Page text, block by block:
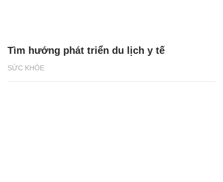
SỨC KHỎE
Tìm hướng phát triển du lịch y tế